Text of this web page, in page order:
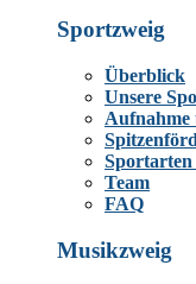
Sportzweig
Überblick
Unsere
Aufnahme
Team
FAQ
Musikzweig